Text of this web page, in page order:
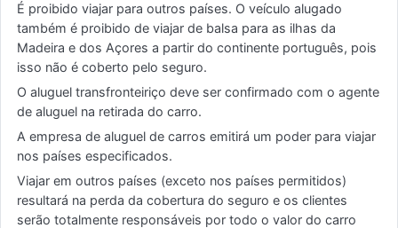
É proibido viajar para outros países. O veículo alugado
também é proibido de viajar de balsa para as ilhas da
Madeira e dos Açores a partir do continente português, pois
isso não é coberto pelo seguro.
O aluguel transfronteiriço deve ser confirmado com o agente
de aluguel na retirada do carro.
A empresa de aluguel de carros emitirá um poder para viajar
nos países especificados.
Viajar em outros países (exceto nos países permitidos)
resultará na perda da cobertura do seguro e os clientes
serão totalmente responsáveis por todo o valor do carro